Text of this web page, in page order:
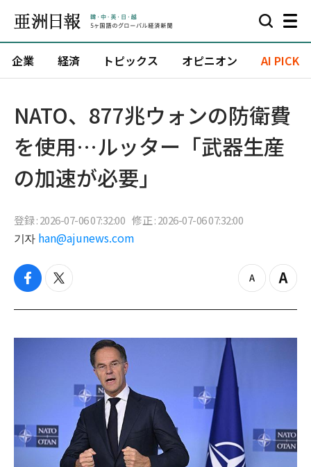
企業 経済 トピックス オピニオン AI PICK
NATO、877兆ウォンの防衛費
を使用…ルッター「武器生産
の加速が必要」
登録 : 2026-07-06 07:32:00 修正 : 2026-07-06 07:32:00
기자 han@ajunews.com
f
c
b
t
i
t
z
o
o
Z
o
i